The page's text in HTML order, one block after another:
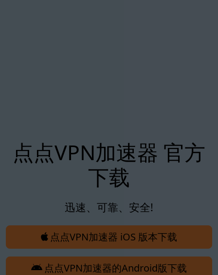
点点VPN加速器 官方
下载
迅速、可靠、安全!
点点VPN加速器 iOS 版本下载
点点VPN加速器的Android版下载